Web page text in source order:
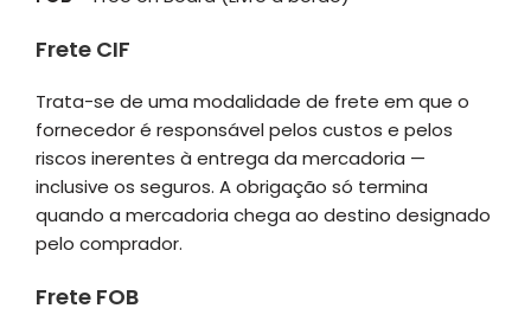
Frete CIF
Trata-se de uma modalidade de frete em que o
fornecedor é responsável pelos custos e pelos
riscos inerentes à entrega da mercadoria —
inclusive os seguros. A obrigação só termina
quando a mercadoria chega ao destino designado
pelo comprador.
Frete FOB